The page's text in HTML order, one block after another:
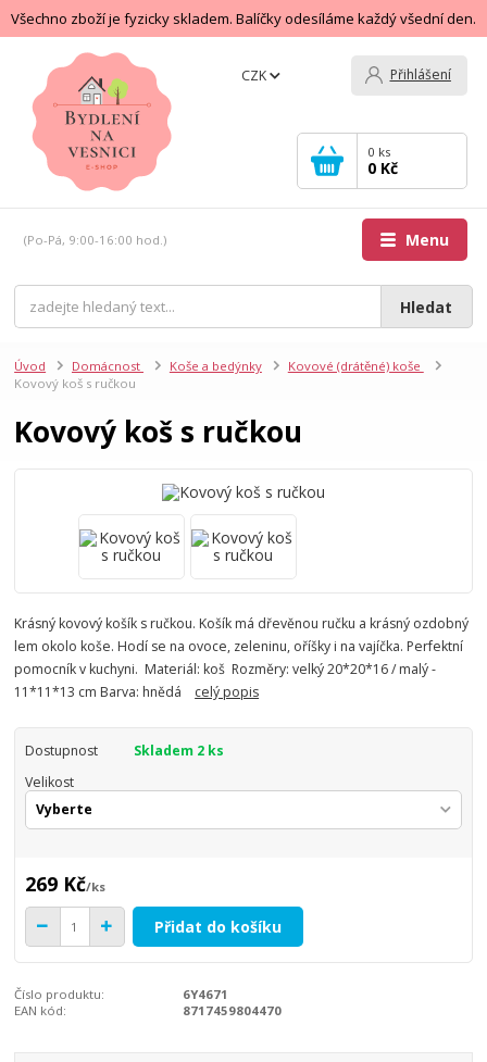
Všechno zboží je fyzicky skladem. Balíčky odesíláme každý všední den.
Menu
CZK Přihlášení
Hledat
(Po-Pá, 9:00-16:00 hod.)
0 ks
0 Kč
Úvod Domácnost Koše a bedýnky
Kovové (drátěné) koše
Kovový koš s ručkou
Kovový koš s ručkou
Krásný kovový košík s ručkou. Košík má dřevěnou ručku a krásný ozdobný
lem okolo koše. Hodí se na ovoce, zeleninu, oříšky i na vajíčka. Perfektní
pomocník v kuchyni. Materiál: koš Rozměry: velký 20*20*16 / malý -
11*11*13 cm Barva: hnědá celý popis
Dostupnost
Skladem 2 ks
Velikost
269 Kč/ks
Přidat do košíku
Číslo produktu:
6Y4671
EAN kód:
8717459804470